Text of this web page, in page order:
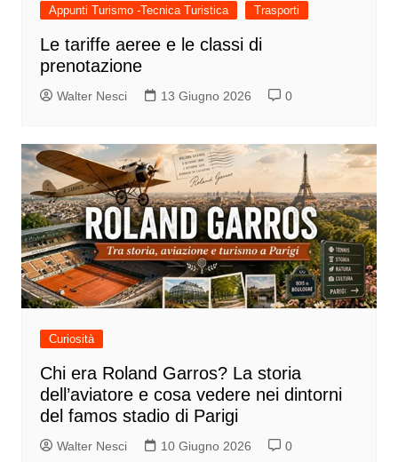
Appunti Turismo -Tecnica Turistica Trasporti
Le tariffe aeree e le classi di
prenotazione
Walter Nesci 13 Giugno 2026 0
Curiosità
Chi era Roland Garros? La storia
dell’aviatore e cosa vedere nei dintorni
del famos stadio di Parigi
Walter Nesci 10 Giugno 2026 0